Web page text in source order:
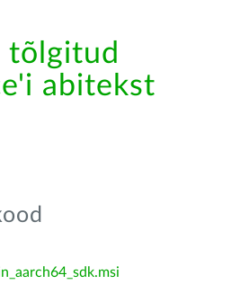
tõlgitud
abitekst